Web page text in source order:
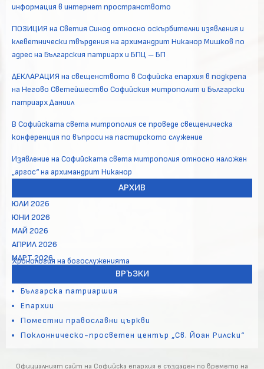
информация в интернет пространството
ПОЗИЦИЯ на Светия Синод относно оскърбителни изявления и
клеветнически твърдения на архимандрит Никанор Мишков по
адрес на Българския патриарх и БПЦ – БП
ДЕКЛАРАЦИЯ на свещенството в Софийска епархия в подкрепа
на Негово Светейшество Софийския митрополит и Български
патриарх Даниил
В Софийската света митрополия се проведе свещеническа
конференция по въпроси на пастирското служение
Изявление на Софийската света митрополия относно наложен
„аргос“ на архимандрит Никанор
АРХИВ
ЮЛИ 2026
ЮНИ 2026
МАЙ 2026
АПРИЛ 2026
МАРТ 2026
Хронология на богослуженията
ВРЪЗКИ
Българска патриаршия
Епархии
Поместни православни църкви
Поклонническо-просветен център „Св. Йоан Рилски“
Официалният сайт на Софийска епархия е създаден по времето на